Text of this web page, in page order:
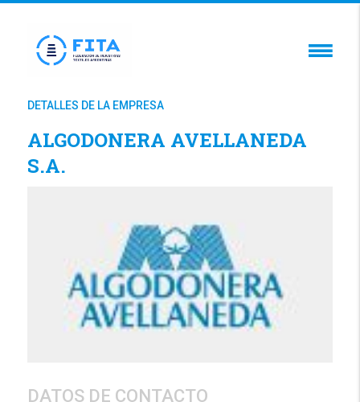
DETALLES DE LA EMPRESA
ALGODONERA AVELLANEDA
S.A.
DATOS DE CONTACTO